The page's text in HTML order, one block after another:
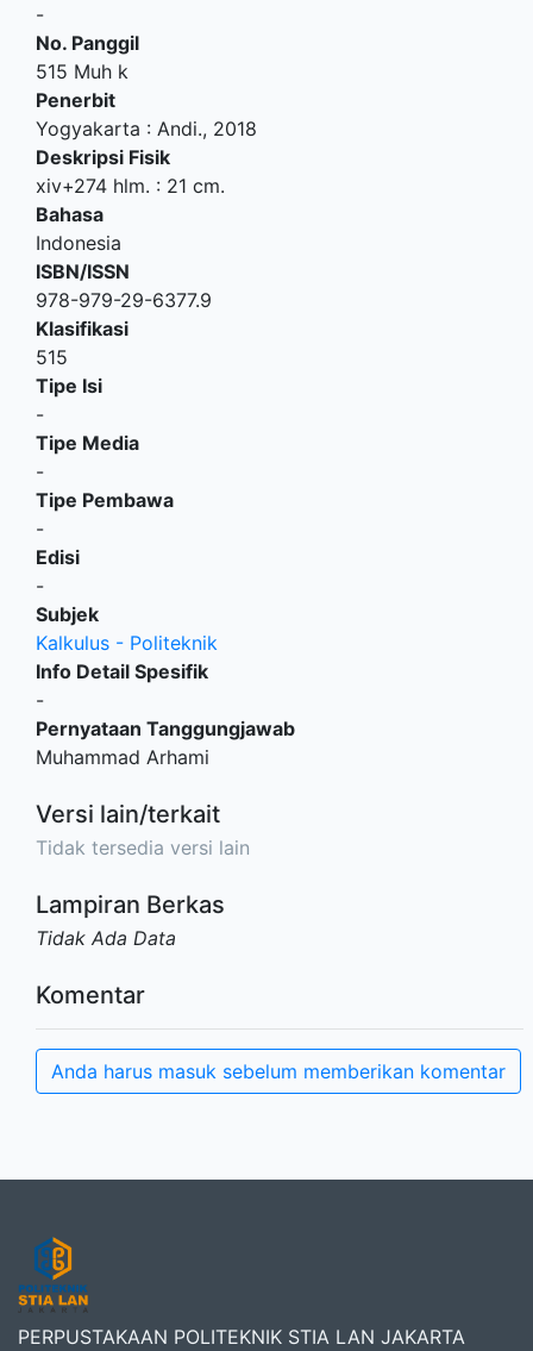
-
No. Panggil
515 Muh k
Penerbit
Yogyakarta : Andi., 2018
Deskripsi Fisik
xiv+274 hlm. : 21 cm.
Bahasa
Indonesia
ISBN/ISSN
978-979-29-6377.9
Klasifikasi
515
Tipe Isi
-
Tipe Media
-
Tipe Pembawa
-
Edisi
-
Subjek
Kalkulus - Politeknik
Info Detail Spesifik
-
Pernyataan Tanggungjawab
Muhammad Arhami
Versi lain/terkait
Tidak tersedia versi lain
Lampiran Berkas
Tidak Ada Data
Komentar
Anda harus masuk sebelum memberikan komentar
PERPUSTAKAAN POLITEKNIK STIA LAN JAKARTA